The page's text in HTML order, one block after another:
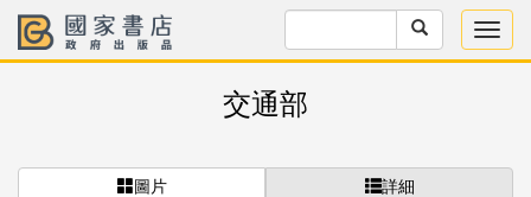
交通部
圖片 詳細